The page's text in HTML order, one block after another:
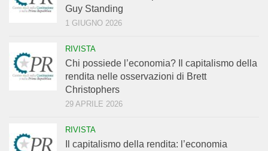
Guy Standing
1 GIUGNO 2026
RIVISTA
Chi possiede l’economia? Il capitalismo della
rendita nelle osservazioni di Brett
Christophers
29 APRILE 2026
RIVISTA
Il capitalismo della rendita: l’economia